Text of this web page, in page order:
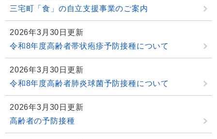
三宅町「食」の自立支援事業のご案内
2026年3月30日更新
令和8年度高齢者帯状疱疹予防接種について
2026年3月30日更新
令和8年度高齢者肺炎球菌予防接種について
2026年3月30日更新
高齢者の予防接種